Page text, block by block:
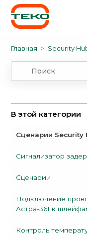
Главная Security
В этой категории
Сценарии Security
Сигнализатор
Сценарии
Подключение
Астра-361 к
Контроль